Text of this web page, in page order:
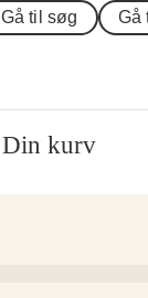
Gå til søg Gå
Din kurv